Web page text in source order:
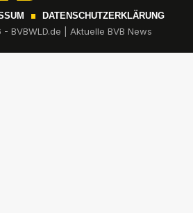
DATENSCHUTZERKLÄRUNG
BVBWLD.de | Aktuelle BVB News